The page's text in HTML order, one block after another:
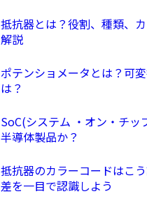
抵抗器とは？役割、種類、
解説
ポテンショメータとは？可
は？
SoC(システム ・オン・チッ
半導体製品か？
抵抗器のカラーコードはこ
差を一目で認識しよう